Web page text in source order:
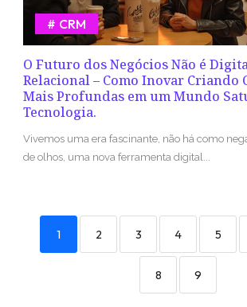
O Futuro dos Negócios Não é
Relacional – Como Inovar Criando
Mais Profundas em um Mundo
Tecnologia.
CRM
Vivemos uma era fascinante, não há como
de olhos, uma nova ferramenta digital...
1 2 3 4 5
8 9